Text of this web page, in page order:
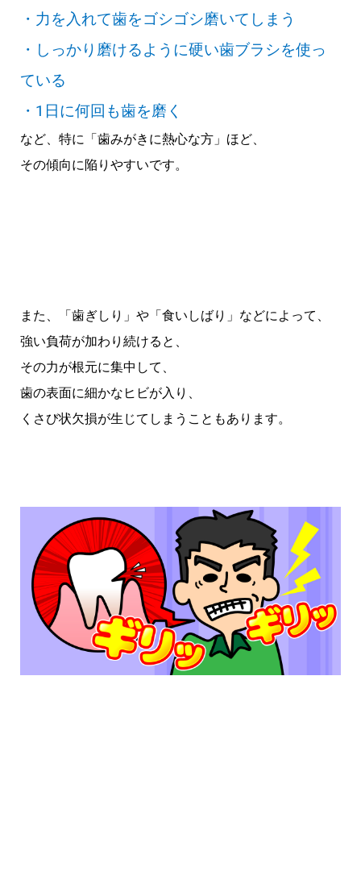
・力を入れて歯をゴシゴシ磨いてしまう
・しっかり磨けるように硬い歯ブラシを使っ
ている
・1日に何回も歯を磨く
など、特に「歯みがきに熱心な方」ほど、
その傾向に陥りやすいです。
また、「歯ぎしり」や「食いしばり」などによって、
強い負荷が加わり続けると、
その力が根元に集中して、
歯の表面に細かなヒビが入り、
くさび状欠損が生じてしまうこともあります。